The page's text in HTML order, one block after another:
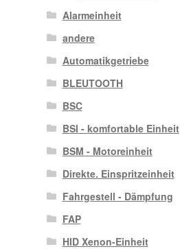
Alarmeinheit
andere
Automatikgetriebe
BLEUTOOTH
BSC
BSI - komfortable Einheit
BSM - Motoreinheit
Direkte. Einspritzeinheit
Fahrgestell - Dämpfung
FAP
HID Xenon-Einheit